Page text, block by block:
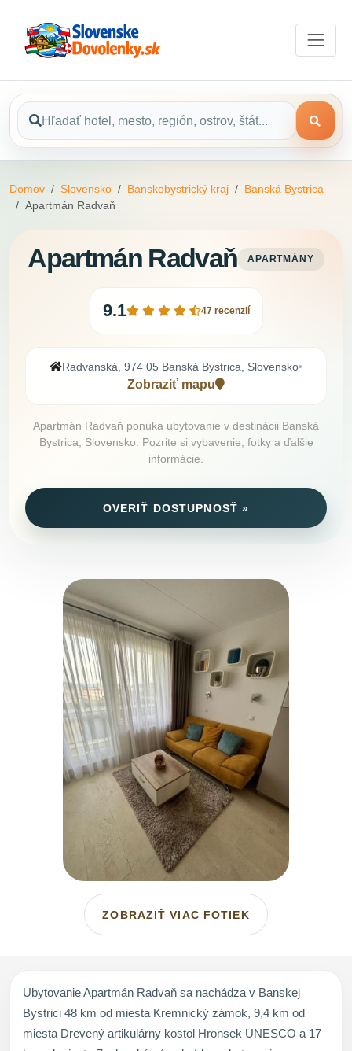
Domov Slovensko Banskobystrický kraj
Banská Bystrica
Apartmán Radvaň
Apartmán Radvaň APARTMÁNY
9.1 47 recenzií
Radvanská, 974 05 Banská Bystrica, Slovensko•
Zobraziť mapu
Apartmán Radvaň ponúka ubytovanie v destinácii Banská
Bystrica, Slovensko. Pozrite si vybavenie, fotky a ďalšie
informácie.
OVERIŤ DOSTUPNOSŤ »
ZOBRAZIŤ VIAC FOTIEK
Ubytovanie Apartmán Radvaň sa nachádza v Banskej
Bystrici 48 km od miesta Kremnický zámok, 9,4 km od
miesta Drevený artikulárny kostol Hronsek UNESCO a 17